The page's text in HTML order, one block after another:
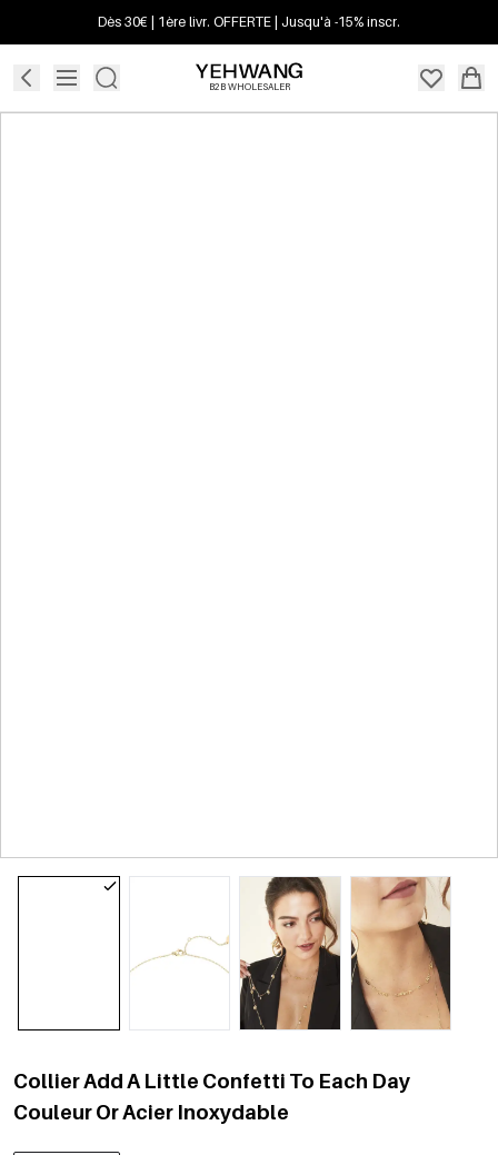
Dès 30€ | 1ère livr. OFFERTE | Jusqu'à -15% inscr.
B2B WHOLESALER
Collier Add A Little Confetti To Each Day
Couleur Or Acier Inoxydable